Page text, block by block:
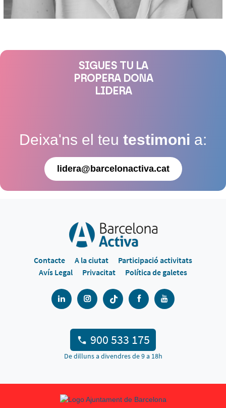
SIGUES TU LA
PROPERA DONA
LIDERA
Deixa'ns el teu testimoni a:
lidera@barcelonactiva.cat
Contacte A la ciutat
Participació activitats
Avís Legal
Privacitat Política de galetes
900 533 175
De dilluns a divendres de 9 a 18h